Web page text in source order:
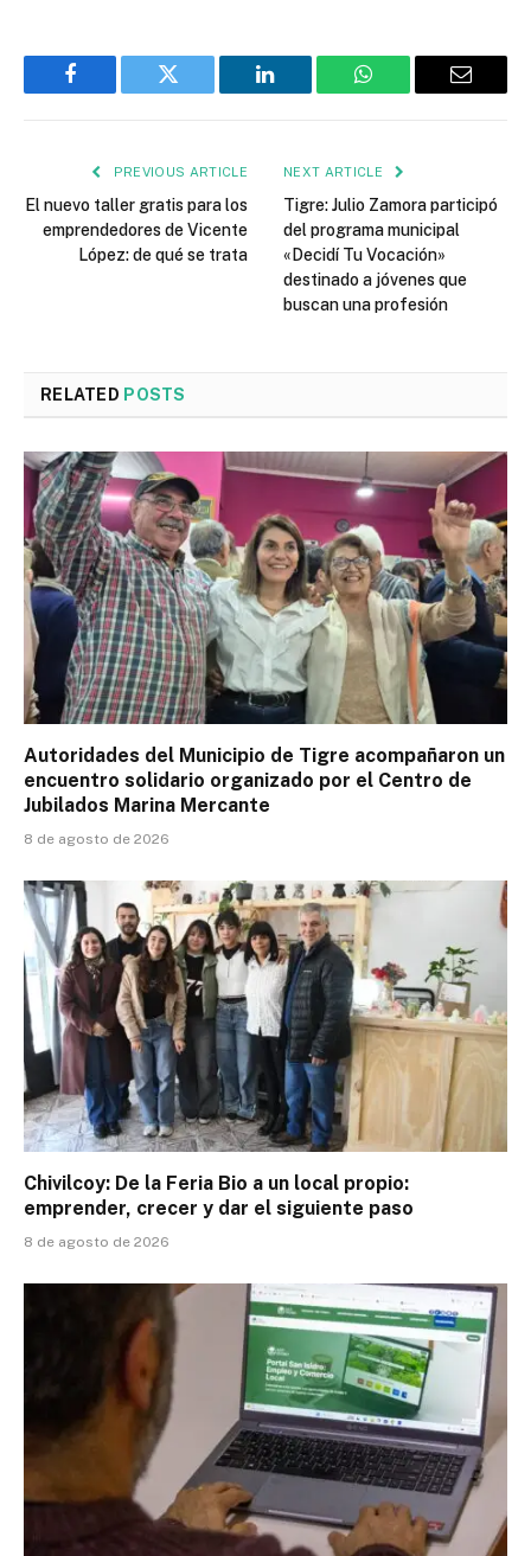
Facebook Twitter LinkedIn WhatsApp Email
PREVIOUS ARTICLE
El nuevo taller gratis para los
emprendedores de Vicente
López: de qué se trata
NEXT ARTICLE
Tigre: Julio Zamora participó
del programa municipal
«Decidí Tu Vocación»
destinado a jóvenes que
buscan una profesión
RELATED POSTS
Autoridades del Municipio de Tigre acompañaron un
encuentro solidario organizado por el Centro de
Jubilados Marina Mercante
8 de agosto de 2026
Chivilcoy: De la Feria Bio a un local propio:
emprender, crecer y dar el siguiente paso
8 de agosto de 2026